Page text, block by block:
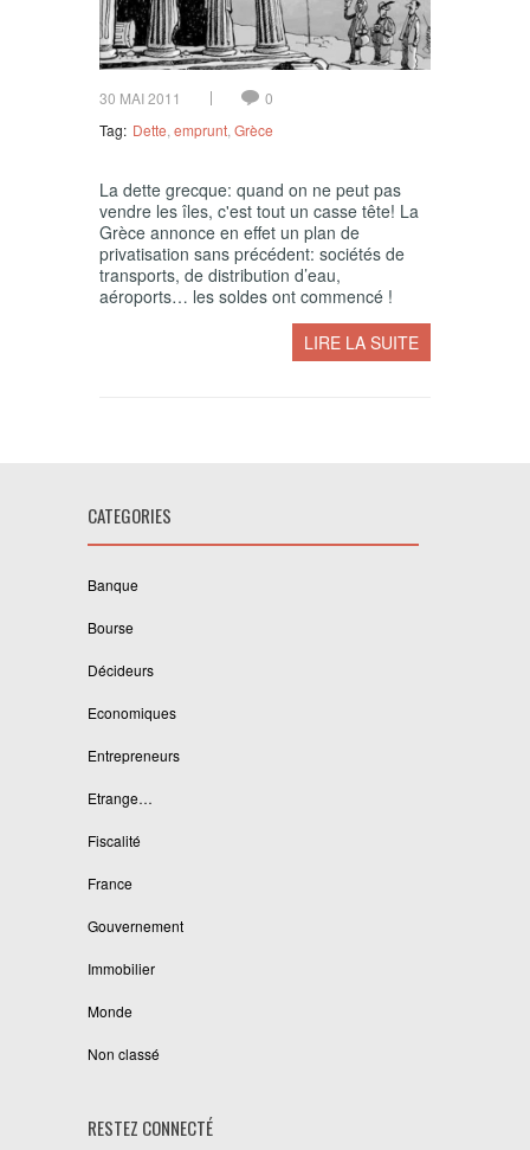
30 MAI 2011
0
Tag: Dette emprunt Grèce
La dette grecque: quand on ne peut pas
vendre les îles, c'est tout un casse tête! La
Grèce annonce en effet un plan de
privatisation sans précédent: sociétés de
transports, de distribution d’eau,
aéroports… les soldes ont commencé !
LIRE LA SUITE
CATEGORIES
Banque
Bourse
Décideurs
Economiques
Entrepreneurs
Etrange…
Fiscalité
France
Gouvernement
Immobilier
Monde
Non classé
RESTEZ CONNECTÉ